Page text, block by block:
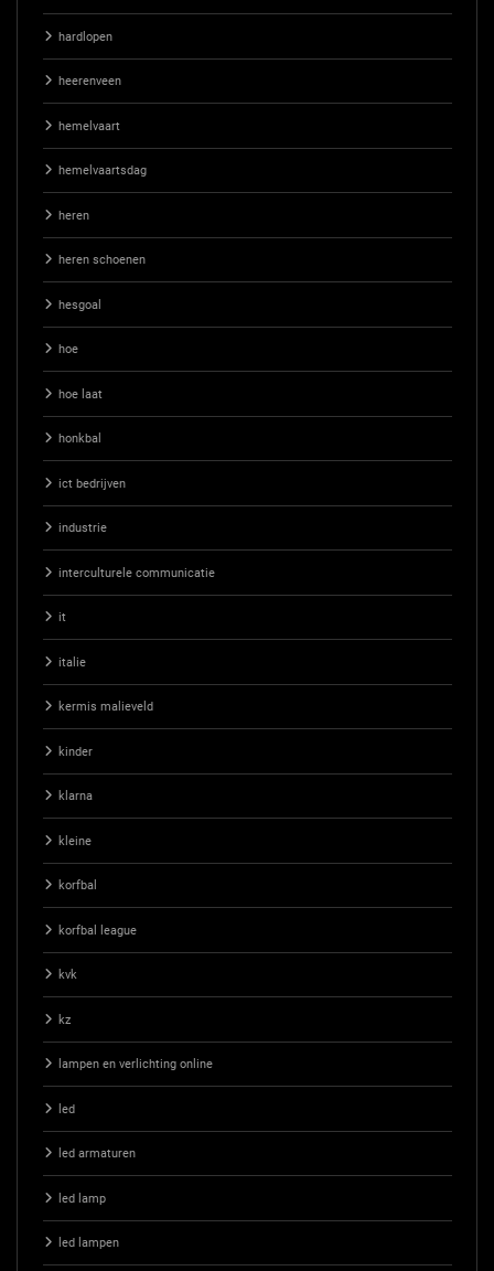
hardlopen
heerenveen
hemelvaart
hemelvaartsdag
heren
heren schoenen
hesgoal
hoe
hoe laat
honkbal
ict bedrijven
industrie
interculturele communicatie
it
italie
kermis malieveld
kinder
klarna
kleine
korfbal
korfbal league
kvk
kz
lampen en verlichting online
led
led armaturen
led lamp
led lampen